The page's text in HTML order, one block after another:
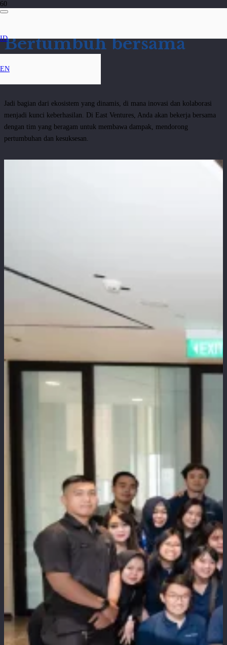
ID
EN
Bertumbuh bersama
kami
Jadi bagian dari ekosistem yang dinamis, di mana inovasi dan kolaborasi
menjadi kunci keberhasilan. Di East Ventures, Anda akan bekerja bersama
dengan tim yang beragam untuk membawa dampak, mendorong
pertumbuhan dan kesuksesan.